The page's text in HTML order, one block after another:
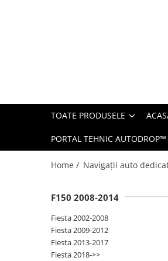
Mercedes Benz
TOATE PRODUSELE
PORTAL TEHNIC AUTODROP™
Home / Navigații auto
F150 2008-2014
Fiesta 2002-2008
Fiesta 2009-2012
Fiesta 2013-2017
Fiesta 2018->>